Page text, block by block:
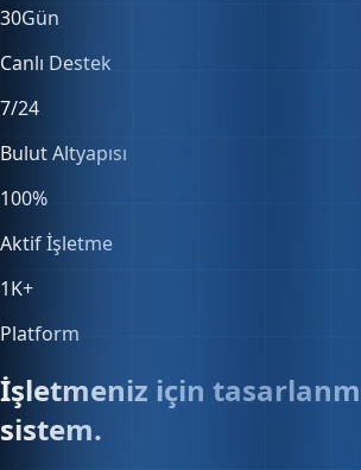
Canlı Destek
7/24
Bulut Altyapısı
100%
Aktif İşletme
1K+
Platform
İşletmeniz için
sistem.
Satıştan muhasebeye, stoktan